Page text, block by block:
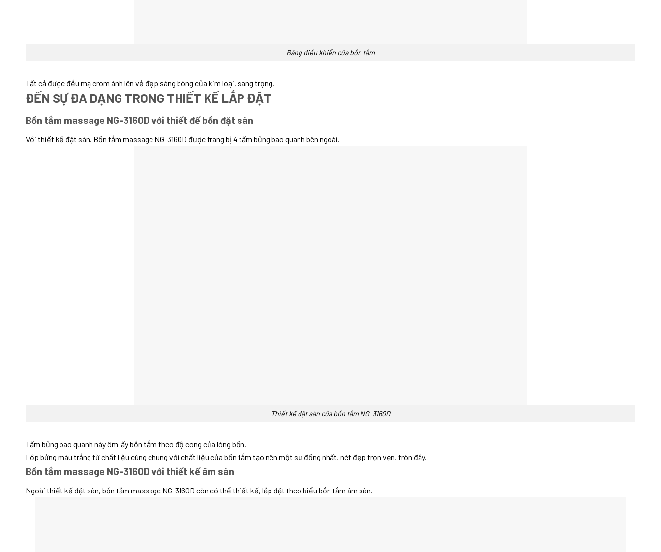
Bảng điều khiển của bồn tắm
Tất cả được đều mạ crom ánh lên vẻ đẹp sáng bóng của kim loại, sang trọng.
ĐẾN SỰ ĐA DẠNG TRONG THIẾT KẾ LẮP ĐẶT
Bồn tắm massage NG-3160D với thiết đế bồn đặt sàn
Với thiết kế đặt sàn. Bồn tắm massage NG-3160D được trang bị 4 tấm bửng bao quanh bên ngoài.
Thiết kế đặt sàn của bồn tắm NG-3160D
Tấm bửng bao quanh này ôm lấy bồn tắm theo độ cong của lòng bồn.
Lớp bửng màu trắng từ chất liệu cùng chung với chất liệu của bồn tắm tạo nên một sự đồng nhất, nét đẹp trọn vẹn, tròn đầy.
Bồn tắm massage NG-3160D với thiết kế âm sàn
Ngoài thiết kế đặt sàn, bồn tắm massage NG-3160D còn có thể thiết kế, lắp đặt theo kiểu bồn tắm âm sàn.